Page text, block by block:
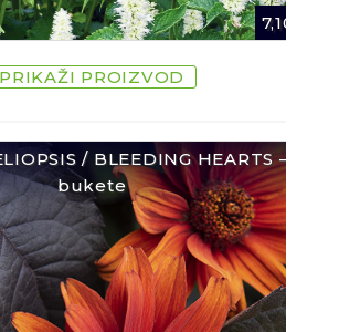
7,10
PRIKAŽI PROIZVOD
/ BLEEDING HEARTS – Za
bukete